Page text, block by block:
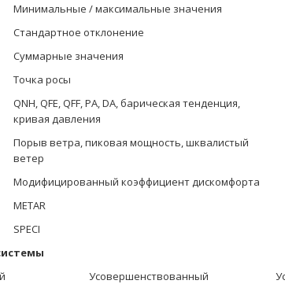
Минимальные / максимальные значения
Стандартное отклонение
Суммарные значения
Точка росы
QNH, QFE, QFF, PA, DA, барическая тенденция,
кривая давления
Порыв ветра, пиковая мощность, шквалистый
ветер
Модифицированный коэффициент дискомфорта
METAR
SPECI
Усовершенствованный